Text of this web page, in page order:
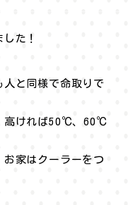
た！
と同様で命取りで
高ければ50℃、60℃
お家はクーラーをつ